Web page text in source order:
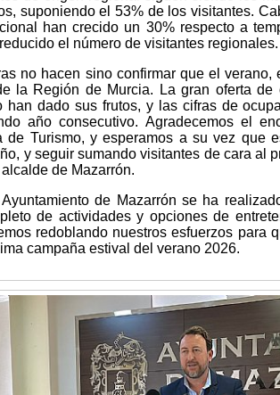
suponiendo el 53% de los visitantes.
han crecido un 30% respecto a
el número de visitantes regionales.
no hacen sino confirmar que el
la Región de Murcia. La gran oferta
han dado sus frutos, y las cifras de
año consecutivo. Agradecemos el
de Turismo, y esperamos a su vez que
y seguir sumando visitantes de cara al
de Mazarrón.
de Mazarrón se ha
de actividades y opciones de
redoblando nuestros esfuerzos para
campaña estival del verano 2026.